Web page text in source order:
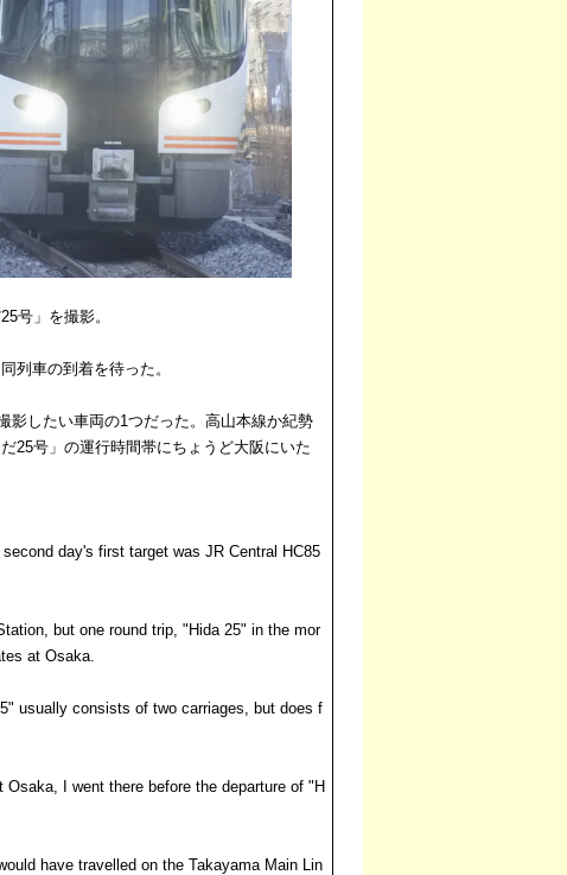
号」を撮影。
列車の到着を待った。
影したい車両の1つだった。高山本線か紀勢
25号」の運行時間帯にちょうど大阪にいた
day's first target was JR Central HC85
but one round trip, "Hida 25" in the mor
at Osaka.
usually consists of two carriages, but does f
I went there before the departure of "H
have travelled on the Takayama Main Lin